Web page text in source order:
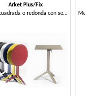
Arket Plus/Fix
Mesa cuadrada o redonda con sobre fijo o abatible de metal, con base de 3 o 4 radios